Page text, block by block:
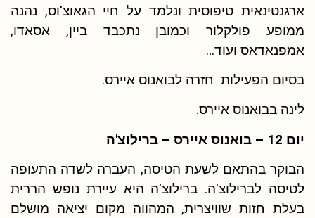
ארגנטינאית טיפוסית ונלמד על חיי הגאוצ'וס, נהנה
ממופע פולקלור וכמובן נתכבד ביין, אסאדו,
אמפנאדאס ועוד…
בסיום הפעילות חזרה לבואנוס איירס.
לינה בבואנוס איירס.
יום 12 – בואנוס איירס – ברילוצ'ה
הבוקר בהתאם לשעת הטיסה, העברה לשדה התעופה
לטיסה לברילוצ'ה. ברילוצ'ה היא עיירת נופש הררית
בעלת חזות שוויצרית, המהווה מקום יציאה מושלם